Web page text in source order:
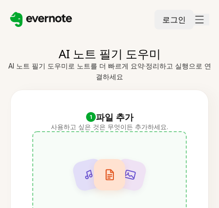
로그인
AI 노트 필기 도우미
AI 노트 필기 도우미로 노트를 더 빠르게 요약·정리하고 실행으로 연
결하세요
1 파일 추가
사용하고 싶은 것은 무엇이든 추가하세요.